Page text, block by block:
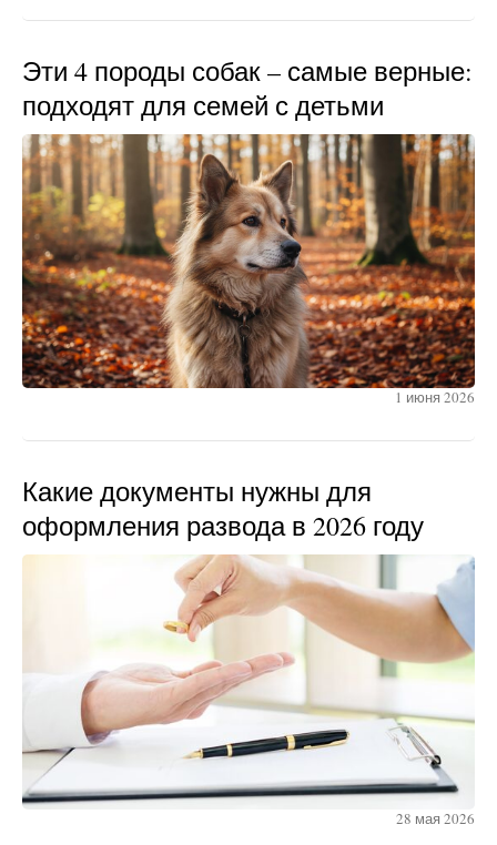
Эти 4 породы собак – самые верные:
подходят для семей с детьми
1 июня 2026
Какие документы нужны для
оформления развода в 2026 году
28 мая 2026